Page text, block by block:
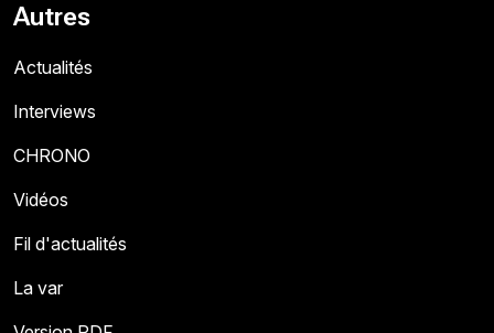
Autres
Actualités
Interviews
CHRONO
Vidéos
Fil d'actualités
La var